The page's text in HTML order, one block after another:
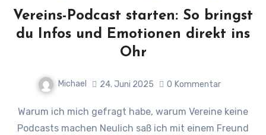
Vereins-Podcast starten: So bringst
du Infos und Emotionen direkt ins
Ohr
Michael 24. Juni 2025 0 Kommentar
Warum ich mich gefragt habe, warum Vereine keine
Podcasts machen Neulich saß ich mit einem Freund